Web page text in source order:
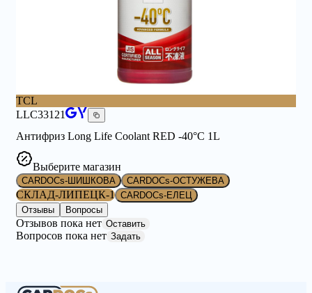
TCL
LLC33121
Антифриз Long Life Coolant RED -40°C 1L
Выберите магазин
CARDOCs-ШИШКОВА CARDOCs-ОСТУЖЕВА
СКЛАД-ЛИПЕЦК-1 CARDOCs-ЕЛЕЦ
Отзывы
Вопросы
Отзывов пока нет Оставить
Вопросов пока нет Задать